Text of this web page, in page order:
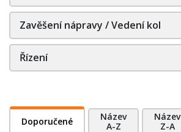
Zavěšení nápravy / Vedení kol
Řízení
Doporučené
Název
A-Z
Název
Z-A